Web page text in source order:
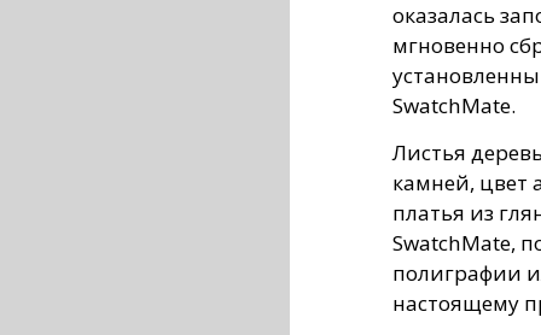
оказалась
мгновенно
SwatchMate.
Листья
камней, цвет
платья из
SwatchMate,
полиграфии
настоящему